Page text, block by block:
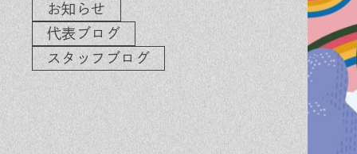
お知らせ
代表ブログ
スタッフブログ
In
st
ag
Fa
ce
bo
LI
N
E